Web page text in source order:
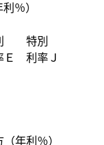
％）
特別
利率Ｊ
年利％）